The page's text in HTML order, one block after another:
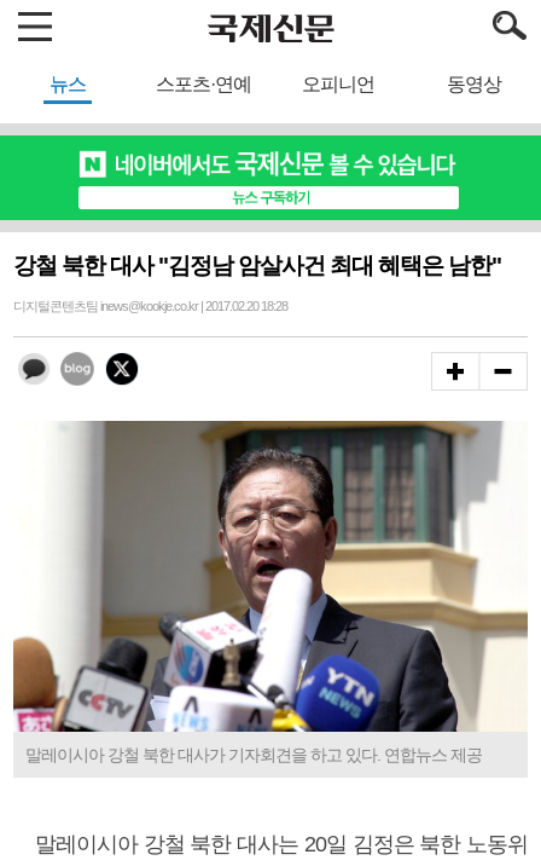
뉴스 스포츠·연예 오피니언 동영상
강철 북한 대사 "김정남 암살사건 최대 혜택은 남한"
디지털콘텐츠팀 inews@kookje.co.kr | 2017.02.20 18:28
말레이시아 강철 북한 대사가 기자회견을 하고 있다. 연합뉴스 제공
말레이시아 강철 북한 대사는 20일 김정은 북한 노동위